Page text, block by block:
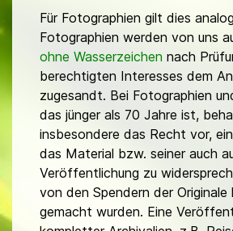
Für Fotographien gilt dies
Fotographien werden von uns
ohne Wasserzeichen nach
berechtigten Interesses dem
zugesandt. Bei Fotographien
das jünger als 70 Jahre ist,
insbesondere das Recht vor,
das Material bzw. seiner auch
Veröffentlichung zu
von den Spendern der Originale
gemacht wurden. Eine